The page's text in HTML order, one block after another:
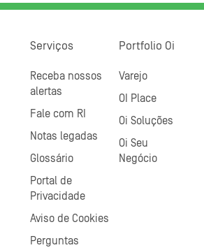
Serviços
Receba nossos
alertas
Fale com RI
Notas legadas
Glossário
Portal de
Privacidade
Aviso de Cookies
Perguntas
Portfolio Oi
Varejo
OI Place
Oi Soluções
Oi Seu
Negócio